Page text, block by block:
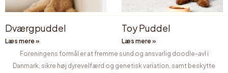
Dværgpuddel
Læs mere »
Toy Puddel
Læs mere »
Foreningens formål er at fremme sund og ansvarlig doodle-avl i
Danmark, sikre høj dyrevelfærd og genetisk variation, samt beskytte